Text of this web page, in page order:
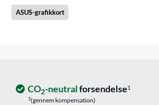
ASUS-grafikkort
CO2-neutralforsendelse1
1(gennem kompensation)